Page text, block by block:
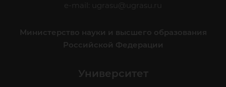
e-mail:
ugrasu@ugrasu.ru
Министерство науки и высшего образования
Российской Федерации
Университет